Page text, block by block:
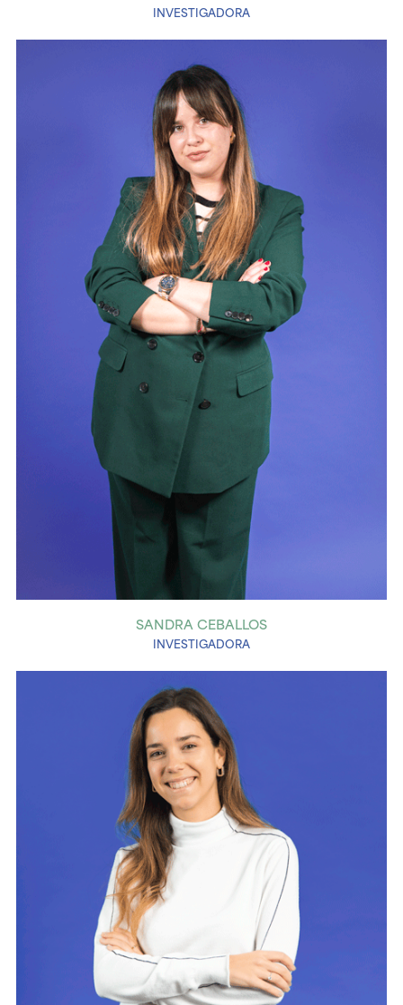
INVESTIGADORA
SANDRA CEBALLOS
INVESTIGADORA